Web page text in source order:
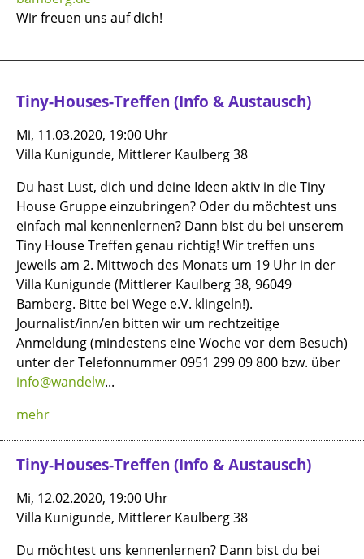
Wir freuen uns auf dich!
Tiny-Houses-Treffen (Info & Austausch)
Mi, 11.03.2020, 19:00 Uhr
Villa Kunigunde, Mittlerer Kaulberg 38
Du hast Lust, dich und deine Ideen aktiv in die Tiny
House Gruppe einzubringen? Oder du möchtest uns
einfach mal kennenlernen? Dann bist du bei unserem
Tiny House Treffen genau richtig! Wir treffen uns
jeweils am 2. Mittwoch des Monats um 19 Uhr in der
Villa Kunigunde (Mittlerer Kaulberg 38, 96049
Bamberg. Bitte bei Wege e.V. klingeln!).
Journalist/inn/en bitten wir um rechtzeitige
Anmeldung (mindestens eine Woche vor dem Besuch)
unter der Telefonnummer 0951 299 09 800 bzw. über
info@wandelw...
mehr
Tiny-Houses-Treffen (Info & Austausch)
Mi, 12.02.2020, 19:00 Uhr
Villa Kunigunde, Mittlerer Kaulberg 38
Du möchtest uns kennenlernen? Dann bist du bei